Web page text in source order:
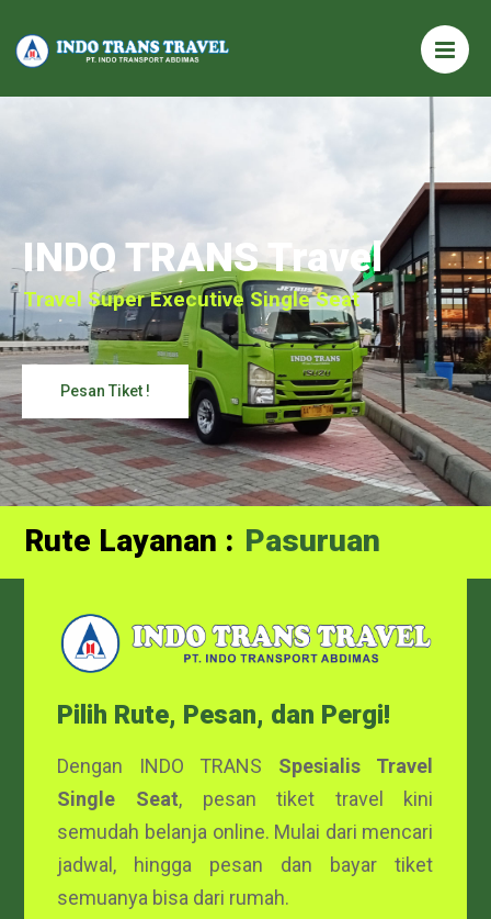
INDO TRANS Travel
Travel Super Executive Single Seat
Pesan Tiket !
Rute Layanan : Probolinggo
Pilih Rute, Pesan, dan Pergi!
Dengan INDO TRANS Spesialis Travel
Single Seat, pesan tiket travel kini
semudah belanja online. Mulai dari mencari
jadwal, hingga pesan dan bayar tiket
semuanya bisa dari rumah.